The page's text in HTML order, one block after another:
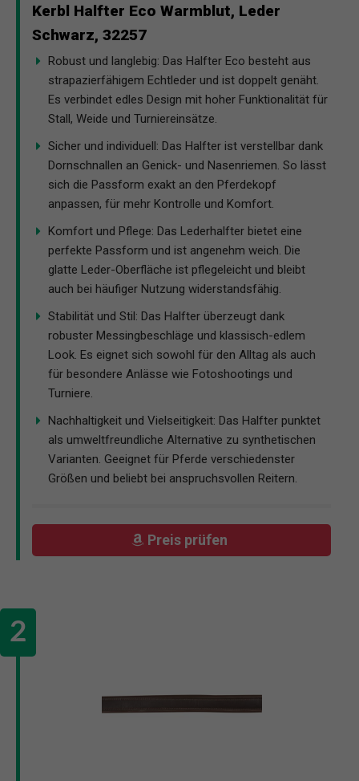
Kerbl Halfter Eco Warmblut, Leder
Schwarz, 32257
Robust und langlebig: Das Halfter Eco besteht aus
strapazierfähigem Echtleder und ist doppelt genäht.
Es verbindet edles Design mit hoher Funktionalität für
Stall, Weide und Turniereinsätze.
Sicher und individuell: Das Halfter ist verstellbar dank
Dornschnallen an Genick- und Nasenriemen. So lässt
sich die Passform exakt an den Pferdekopf
anpassen, für mehr Kontrolle und Komfort.
Komfort und Pflege: Das Lederhalfter bietet eine
perfekte Passform und ist angenehm weich. Die
glatte Leder-Oberfläche ist pflegeleicht und bleibt
auch bei häufiger Nutzung widerstandsfähig.
Stabilität und Stil: Das Halfter überzeugt dank
robuster Messingbeschläge und klassisch-edlem
Look. Es eignet sich sowohl für den Alltag als auch
für besondere Anlässe wie Fotoshootings und
Turniere.
Nachhaltigkeit und Vielseitigkeit: Das Halfter punktet
als umweltfreundliche Alternative zu synthetischen
Varianten. Geeignet für Pferde verschiedenster
Größen und beliebt bei anspruchsvollen Reitern.
Preis prüfen